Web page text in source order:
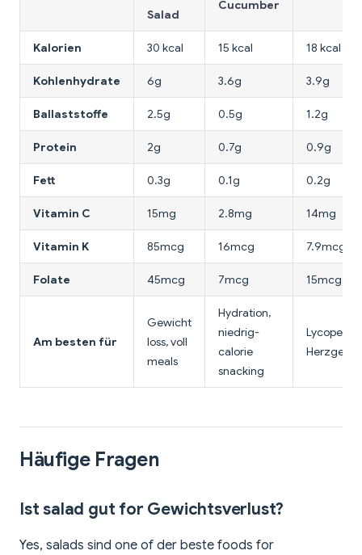
Salad
Cucumber
Kalorien 30 kcal 15 kcal 18 kcal
Kohlenhydrate 6g 3.6g 3.9g
Ballaststoffe 2.5g 0.5g 1.2g
Protein 2g 0.7g 0.9g
Fett 0.3g 0.1g 0.2g
Vitamin C 15mg 2.8mg 14mg
Vitamin K 85mcg 16mcg 7.9mcg
Folate 45mcg 7mcg 15mcg
Am besten für
Gewicht
loss, voll
meals
Hydration,
niedrig-
calorie
snacking
Lycopene,
Häufige Fragen
Ist salad gut for Gewichtsverlust?
Yes, salads sind one of der beste foods for